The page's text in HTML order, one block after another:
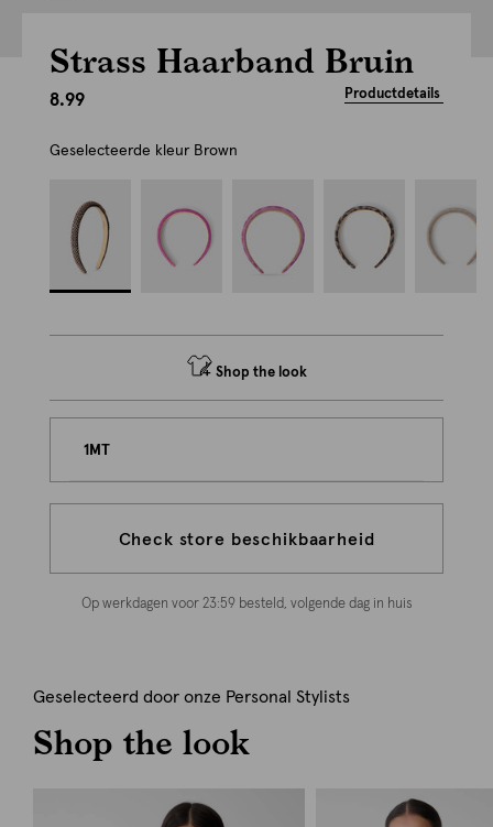
Strass Haarband Bruin
8.99 Productdetails
Geselecteerde kleur Brown
Shop the look
1MT
Check store beschikbaarheid
Op werkdagen voor 23:59 besteld, volgende dag in huis
Geselecteerd door onze Personal Stylists
Shop the look